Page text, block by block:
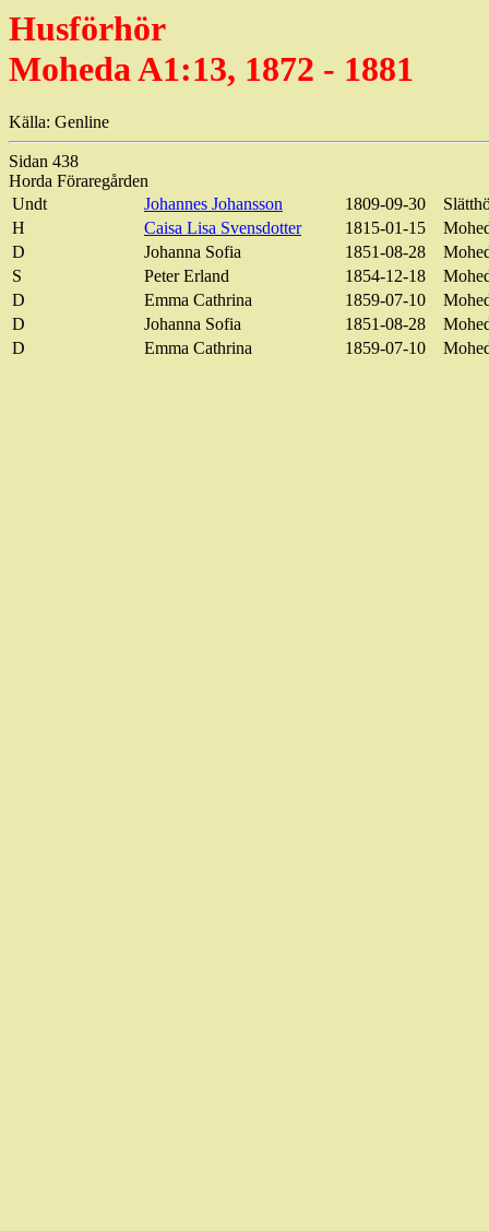
Husförhör
Moheda A1:13, 1872 - 1881
Källa: Genline
Sidan 438
Horda Föraregården
Undt
Johannes Johansson 1809-09-30
H
Caisa Lisa Svensdotter 1815-01-15
D
Johanna Sofia 1851-08-28
S
Peter Erland 1854-12-18
D
Emma Cathrina 1859-07-10
D
Johanna Sofia 1851-08-28
D
Emma Cathrina 1859-07-10